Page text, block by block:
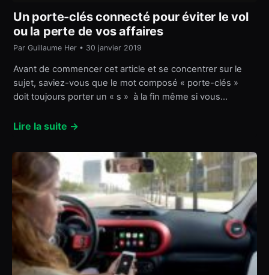
Un porte-clés connecté pour éviter le vol
ou la perte de vos affaires
Par Guillaume Her • 30 janvier 2019
Avant de commencer cet article et se concentrer sur le
sujet, saviez-vous que le mot composé « porte-clés »
doit toujours porter un « s » à la fin même si vous…
Lire la suite →